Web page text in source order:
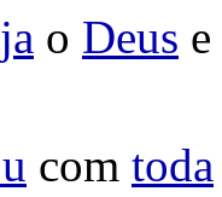
o Deus e
com toda